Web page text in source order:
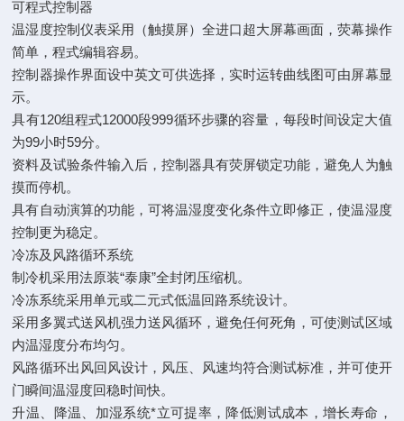
可程式控制器
温湿度控制仪表采用（触摸屏）全进口超大屏幕画面，荧幕操作
简单，程式编辑容易。
控制器操作界面设中英文可供选择，实时运转曲线图可由屏幕显
示。
具有120组程式12000段999循环步骤的容量，每段时间设定大值
为99小时59分。
资料及试验条件输入后，控制器具有荧屏锁定功能，避免人为触
摸而停机。
具有自动演算的功能，可将温湿度变化条件立即修正，使温湿度
控制更为稳定。
冷冻及风路循环系统
制冷机采用法原装“泰康”全封闭压缩机。
冷冻系统采用单元或二元式低温回路系统设计。
采用多翼式送风机强力送风循环，避免任何死角，可使测试区域
内温湿度分布均匀。
风路循环出风回风设计，风压、风速均符合测试标准，并可使开
门瞬间温湿度回稳时间快。
升温、降温、加湿系统*立可提率，降低测试成本，增长寿命，